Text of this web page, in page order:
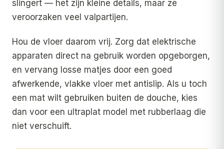
slingert — het zijn kleine details, maar ze
veroorzaken veel valpartijen.
Hou de vloer daarom vrij. Zorg dat elektrische
apparaten direct na gebruik worden opgeborgen,
en vervang losse matjes door een goed
afwerkende, vlakke vloer met antislip. Als u toch
een mat wilt gebruiken buiten de douche, kies
dan voor een ultraplat model met rubberlaag die
niet verschuift.